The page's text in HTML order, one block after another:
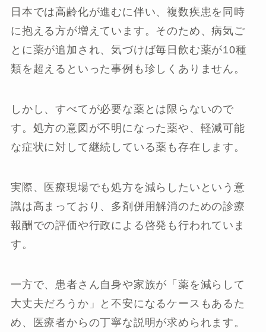
日本では高齢化が進むに伴い、複数疾患を同時
に抱える方が増えています。そのため、病気ご
とに薬が追加され、気づけば毎日飲む薬が10種
類を超えるといった事例も珍しくありません。
しかし、すべてが必要な薬とは限らないので
す。処方の意図が不明になった薬や、軽減可能
な症状に対して継続している薬も存在します。
実際、医療現場でも処方を減らしたいという意
識は高まっており、多剤併用解消のための診療
報酬での評価や行政による啓発も行われていま
す。
一方で、患者さん自身や家族が「薬を減らして
大丈夫だろうか」と不安になるケースもあるた
め、医療者からの丁寧な説明が求められます。